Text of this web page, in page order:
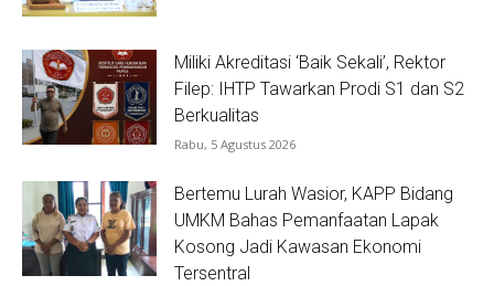
Miliki Akreditasi ‘Baik Sekali’, Rektor
Filep: IHTP Tawarkan Prodi S1 dan S2
Berkualitas
Rabu, 5 Agustus 2026
Bertemu Lurah Wasior, KAPP Bidang
UMKM Bahas Pemanfaatan Lapak
Kosong Jadi Kawasan Ekonomi
Tersentral